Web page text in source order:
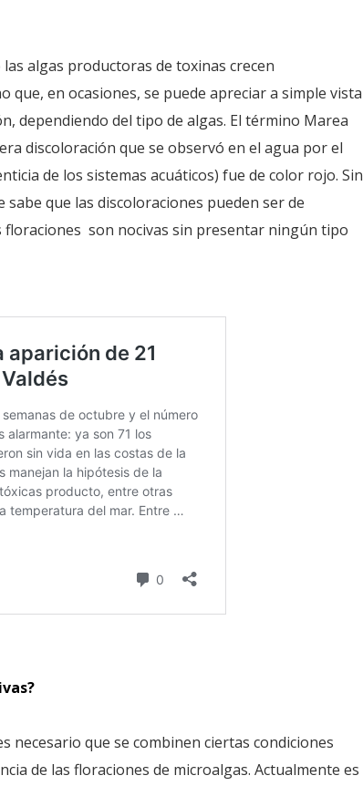
algas productoras de toxinas crecen
que, en ocasiones, se puede apreciar a simple vista
dependiendo del tipo de algas. El término Marea
discoloración que se observó en el agua por el
de los sistemas acuáticos) fue de color rojo. Sin
que las discoloraciones pueden ser de
son nocivas sin presentar ningún tipo
necesario que se combinen ciertas condiciones
de las floraciones de microalgas. Actualmente es